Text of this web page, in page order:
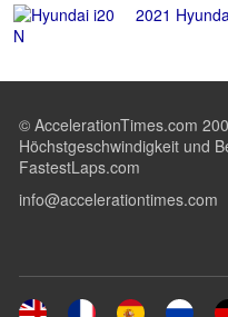
2021
© AccelerationTimes.com
Höchstgeschwindigkeit und
FastestLaps.com
info@accelerationtimes.com